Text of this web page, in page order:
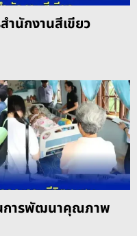
ำนักงานสีเขียว
ารพัฒนาคุณภาพ